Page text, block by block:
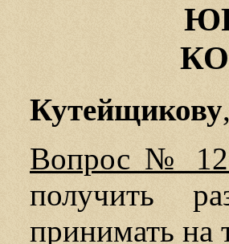
Кутейщикову
Вопрос №
получить
принимать на